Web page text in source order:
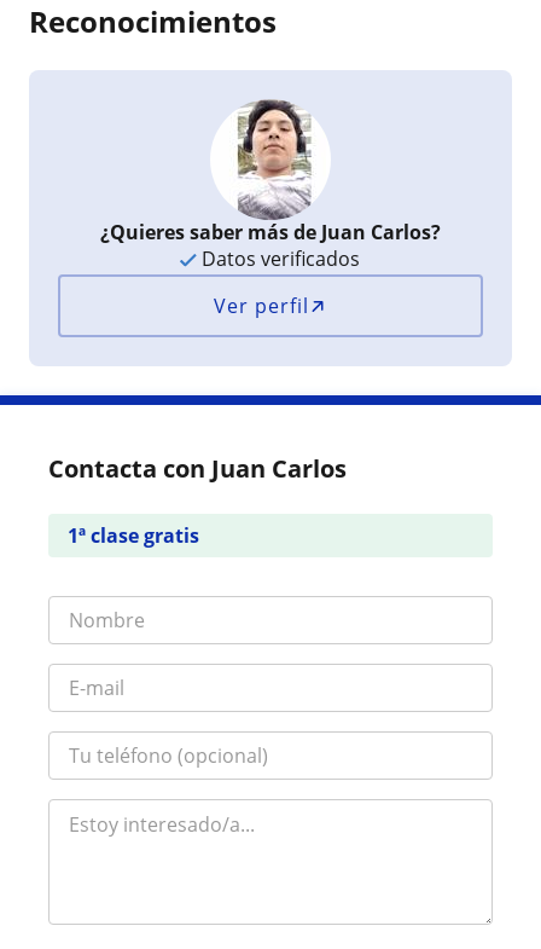
Reconocimientos
¿Quieres saber más de Juan Carlos?
Datos verificados
Ver perfil
Contacta con Juan Carlos
1ª clase gratis